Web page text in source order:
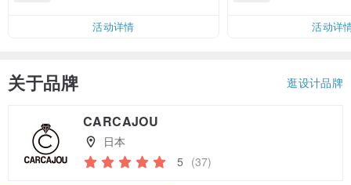
活动详情
活动详
关于品牌 逛设计品牌
CARCAJOU
日本
5 (37)